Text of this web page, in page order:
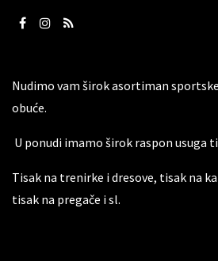
Nudimo vam širok asortiman
obuće.
U ponudi imamo širok raspon usuga
Tisak na trenirke i dresove, tisak na
tisak na pregače i sl.